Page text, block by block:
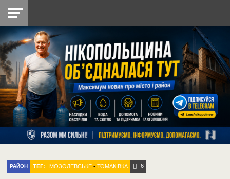
НІКОПОЛЬ
РАЙОН
СІЧЕСЛАВСЬКА
УКРАЇНА
РЕТРО
НІКОПОЛЬ
ЛАЙТ
УКРАЇНА
ДОПОМОГА
РАДІО
РАЙОН ТЕГ: МОЗОЛЕВСЬКЕ •ТОМАКІВКА 6